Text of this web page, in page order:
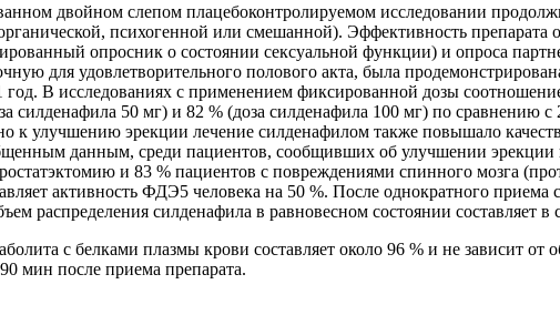
двойном слепом плацебоконтролируемом исследовании
психогенной или смешанной). Эффективность препарата
опросник о состоянии сексуальной функции) и опроса
для удовлетворительного полового акта, была
В исследованиях с применением фиксированной дозы
силденафила 50 мг) и 82 % (доза силденафила 100 мг) по сравнению
к улучшению эрекции лечение силденафилом также повышало
данным, среди пациентов, сообщивших об улучшении
и 83 % пациентов с повреждениями спинного мозга
активность ФДЭ5 человека на 50 %. После однократного приема
распределения силденафила в равновесном состоянии составляет в
с белками плазмы крови составляет около 96 % и не зависит
мин после приема препарата.